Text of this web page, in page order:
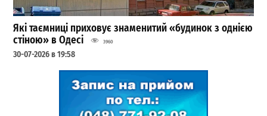
Які таємниці приховує знаменитий «будинок з однією
стіною» в Одесі
3960
30-07-2026 в 19:58